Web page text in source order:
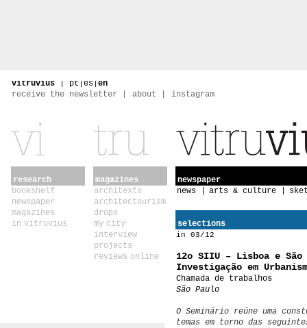
vitruvius | pt | es | en
receive the newsletter
about instagram
research
bookshelf
newspaper
magazines
in vitruvius
magazines
architexts
architectourism
drops
my city
interview
projects
reviews online
newspaper
news
arts & culture
selections
in 03/12
12o SIIU – Lisboa e
Investigação em
Chamada de trabalhos
São Paulo
O Seminário reúne uma
temas em torno das